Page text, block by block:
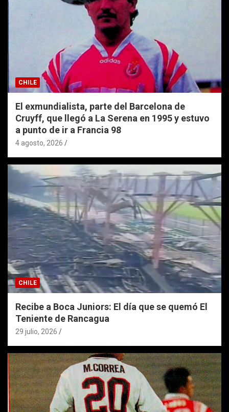
CHILE
El exmundialista, parte del Barcelona de
Cruyff, que llegó a La Serena en 1995 y estuvo
a punto de ir a Francia 98
4 agosto, 2026
CHILE
Recibe a Boca Juniors: El día que se quemó El
Teniente de Rancagua
29 julio, 2026